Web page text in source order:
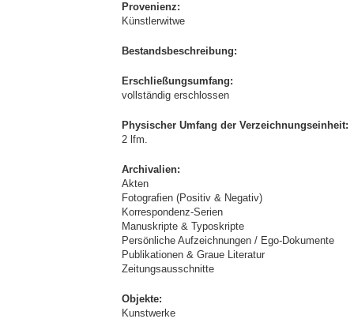
Provenienz:
Künstlerwitwe
Bestandsbeschreibung:
Erschließungsumfang:
vollständig erschlossen
Physischer Umfang der Verzeichnungseinheit:
2 lfm.
Archivalien:
Akten
Fotografien (Positiv & Negativ)
Korrespondenz-Serien
Manuskripte & Typoskripte
Persönliche Aufzeichnungen / Ego-Dokumente
Publikationen & Graue Literatur
Zeitungsausschnitte
Objekte:
Kunstwerke